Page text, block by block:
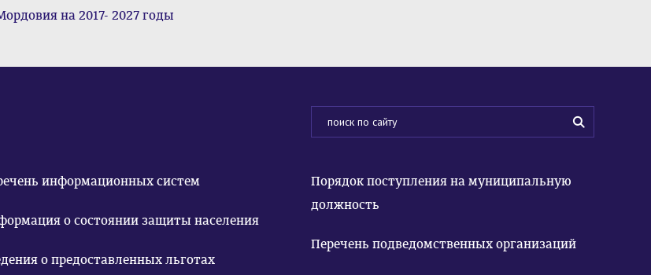
на 2017- 2027 годы
информационных систем
о состоянии защиты населения
о предоставленных льготах
Порядок поступления на муниципальную
должность
Перечень подведомственных организаций